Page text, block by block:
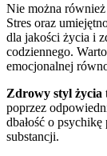
Nie można
Stres oraz
dla jakości życia i
codziennego.
emocjonalnej
Zdrowy styl życia
poprzez
dbałość o
substancji.